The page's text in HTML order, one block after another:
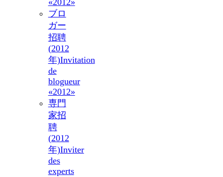
«2012»
ブロ
ガー
招聘
(2012
年)Invitation
de
blogueur
«2012»
専門
家招
聘
(2012
年)Inviter
des
experts